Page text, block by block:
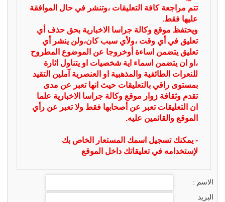
تتم مراجعة كافة التعليقات ،وتنشر في حال الموافقة
عليها فقط.
ويحتفظ موقع وكالة جراسا الاخبارية بحق حذف أي
تعليق في أي وقت ،ولأي سبب كان،ولن ينشر أي
تعليق يتضمن اساءة أوخروجا عن الموضوع المطروح
،او ان يتضمن اسماء اية شخصيات او يتناول اثارة
للنعرات الطائفية والمذهبية او العنصرية آملين التقيد
بمستوى راقي بالتعليقات حيث انها تعبر عن مدى
تقدم وثقافة زوار موقع وكالة جراسا الاخبارية علما
ان التعليقات تعبر عن أصحابها فقط ولا تعبر عن رأي
الموقع والقائمين عليه.
- يمكنك تسجيل اسمك المستعار الخاص بك
لإستخدامه في تعليقاتك داخل الموقع
الاسم :
البريد